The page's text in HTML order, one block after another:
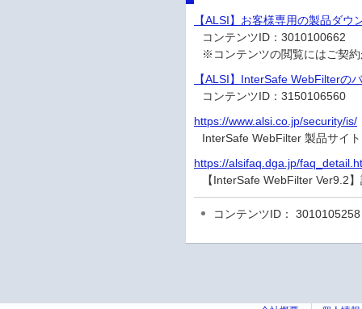
【ALSI】お客様専用の製品ダウ
コンテンツID：3010100662
※コンテンツの閲覧にはご契
【ALSI】InterSafe WebFilterの
コンテンツID：3150106560
https://www.alsi.co.jp/security/is/
InterSafe WebFilter 製品サイト
https://alsifaq.dga.jp/
【InterSafe WebFilter Ver9.2
コンテンツID： 3010105258